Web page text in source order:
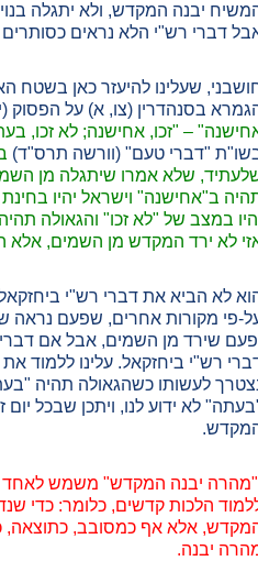
יבנה המקדש, ולא יתגלה
דברי רש"י הלא נראים
שעלינו להיעזר כאן בשטח
בסנהדרין (צו, א) על הפסוק
– "זכו, אחישנה; לא זכו,
"דברי טעם" (וורשה תרס"ד)
שלא אמרו שיתגלה מן
ב"אחישנה" וישראל יהיו
במצב של "לא זכו" והגאולה
לא ירד המקדש מן השמים, אלא
לא הביא את דברי רש"י
פי מקורות אחרים, שפעם נראה
שירד מן השמים, אבל אם דבריו
רש"י ביחזקאל. עלינו ללמוד
לעשותו כשהגאולה תהיה
לא ידוע לנו, ויתכן שבכל יום
יבנה המקדש" משמש לאחד
הלכות קדשים, כלומר: כדי
אלא אף כמסובב, כתוצאה,
יבנה.